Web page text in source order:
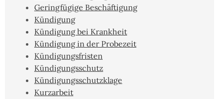
Geringfügige Beschäftigung
Kündigung
Kündigung bei Krankheit
Kündigung in der Probezeit
Kündigungsfristen
Kündigungsschutz
Kündigungsschutzklage
Kurzarbeit